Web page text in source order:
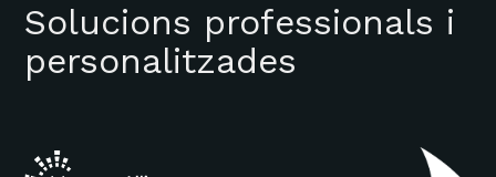
Solucions professionals i
personalitzades